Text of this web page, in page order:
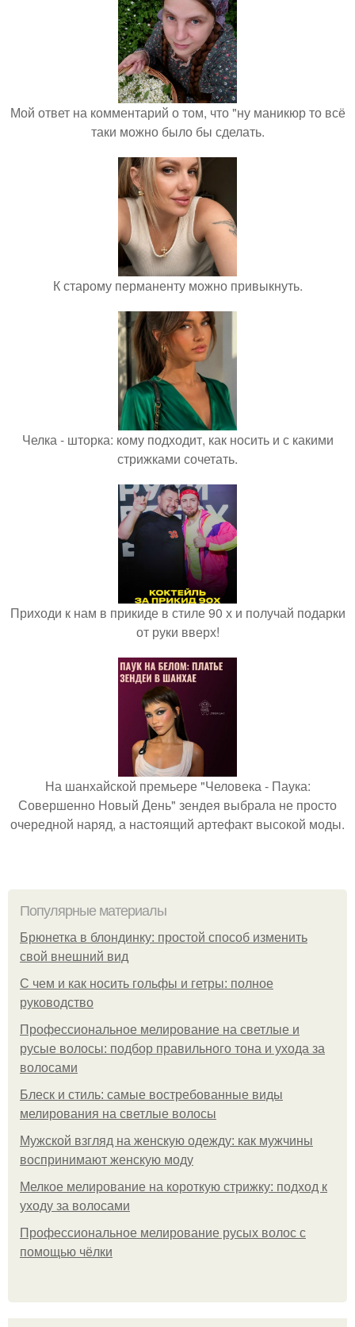
Мой ответ на комментарий о том, что "ну маникюр то всё
таки можно было бы сделать.
К старому перманенту можно привыкнуть.
Челка - шторка: кому подходит, как носить и с какими
стрижками сочетать.
Приходи к нам в прикиде в стиле 90 х и получай подарки
от руки вверх!
На шанхайской премьере "Человека - Паука:
Совершенно Новый День" зендея выбрала не просто
очередной наряд, а настоящий артефакт высокой моды.
Популярные материалы
Брюнетка в блондинку: простой способ изменить
свой внешний вид
С чем и как носить гольфы и гетры: полное
руководство
Профессиональное мелирование на светлые и
русые волосы: подбор правильного тона и ухода за
волосами
Блеск и стиль: самые востребованные виды
мелирования на светлые волосы
Мужской взгляд на женскую одежду: как мужчины
воспринимают женскую моду
Мелкое мелирование на короткую стрижку: подход к
уходу за волосами
Профессиональное мелирование русых волос с
помощью чёлки